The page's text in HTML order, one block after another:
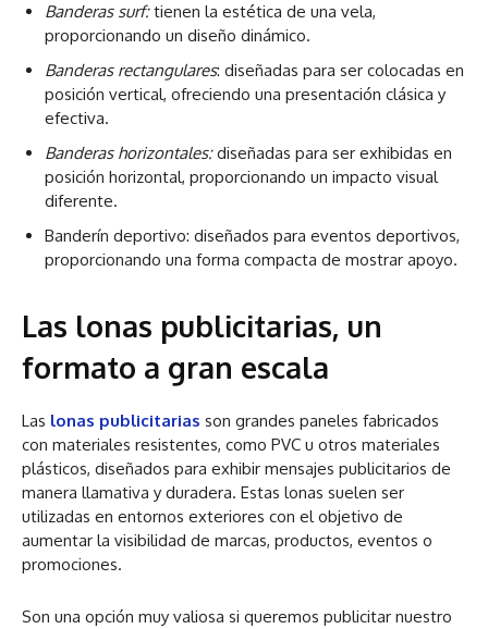
Banderas surf:tienen la estética de una vela,
proporcionando un diseño dinámico.
Banderas rectangulares: diseñadas para ser colocadas en
posición vertical, ofreciendo una presentación clásica y
efectiva.
Banderas horizontales:diseñadas para ser exhibidas en
posición horizontal, proporcionando un impacto visual
diferente.
Banderín deportivo: diseñados para eventos deportivos,
proporcionando una forma compacta de mostrar apoyo.
Las lonas publicitarias, un
formato a gran escala
Las lonas publicitarias son grandes paneles fabricados
con materiales resistentes, como PVC u otros materiales
plásticos, diseñados para exhibir mensajes publicitarios de
manera llamativa y duradera. Estas lonas suelen ser
utilizadas en entornos exteriores con el objetivo de
aumentar la visibilidad de marcas, productos, eventos o
promociones.
Son una opción muy valiosa si queremos publicitar nuestro